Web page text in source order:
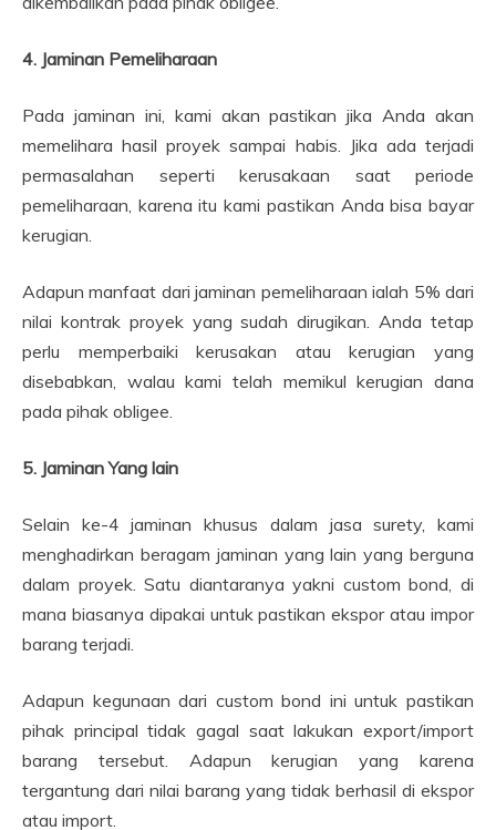
4. Jaminan Pemeliharaan
Pada jaminan ini, kami akan pastikan jika Anda akan
memelihara hasil proyek sampai habis. Jika ada terjadi
permasalahan seperti kerusakaan saat periode
pemeliharaan, karena itu kami pastikan Anda bisa bayar
kerugian.
Adapun manfaat dari jaminan pemeliharaan ialah 5% dari
nilai kontrak proyek yang sudah dirugikan. Anda tetap
perlu memperbaiki kerusakan atau kerugian yang
disebabkan, walau kami telah memikul kerugian dana
pada pihak obligee.
5. Jaminan Yang lain
Selain ke-4 jaminan khusus dalam jasa surety, kami
menghadirkan beragam jaminan yang lain yang berguna
dalam proyek. Satu diantaranya yakni custom bond, di
mana biasanya dipakai untuk pastikan ekspor atau impor
barang terjadi.
Adapun kegunaan dari custom bond ini untuk pastikan
pihak principal tidak gagal saat lakukan export/import
barang tersebut. Adapun kerugian yang karena
tergantung dari nilai barang yang tidak berhasil di ekspor
atau import.